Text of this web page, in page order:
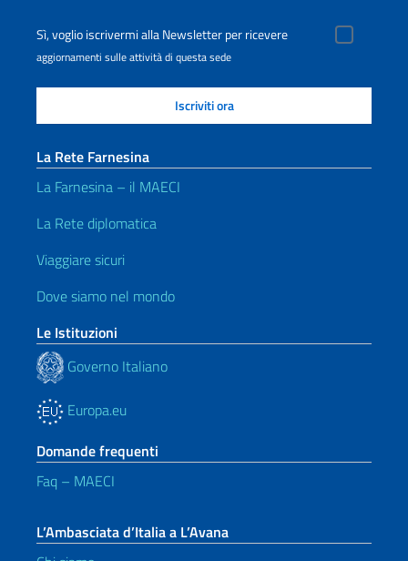
Sì, voglio iscrivermi alla Newsletter per ricevere
aggiornamenti sulle attività di questa sede
La Rete Farnesina
La Farnesina – il MAECI
La Rete diplomatica
Viaggiare sicuri
Dove siamo nel mondo
Le Istituzioni
Governo Italiano
Europa.eu
Domande frequenti
Faq – MAECI
L’Ambasciata d’Italia a L’Avana